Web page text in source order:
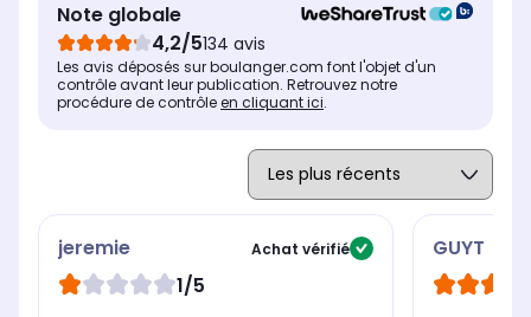
Note globale
4,2/5134 avis
Les avis déposés sur boulanger.com font l'objet d'un
contrôle avant leur publication. Retrouvez notre
procédure de contrôleen cliquant ici.
jeremie Achat vérifié
1/5
GUYT